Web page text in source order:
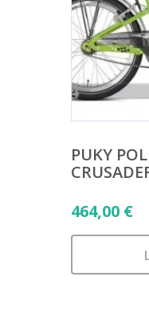
PUKY
464,00 €